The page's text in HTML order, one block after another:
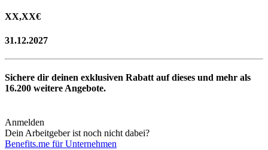
XX,XX€
31.12.2027
Sichere dir deinen exklusiven Rabatt auf dieses und mehr als
16.200 weitere Angebote.
Anmelden
Dein Arbeitgeber ist noch nicht dabei?
Benefits.me für Unternehmen